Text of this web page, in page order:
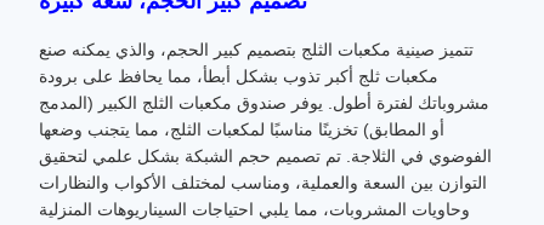
تتميز صينية مكعبات الثلج بتصميم كبير الحجم، والذي يمكنه صنع
مكعبات ثلج أكبر تذوب بشكل أبطأ، مما يحافظ على برودة
مشروباتك لفترة أطول. يوفر صندوق مكعبات الثلج الكبير (المدمج
أو المطابق) تخزينًا مناسبًا لمكعبات الثلج، مما يتجنب وضعها
الفوضوي في الثلاجة. تم تصميم حجم الشبكة بشكل علمي لتحقيق
التوازن بين السعة والعملية، ومناسب لمختلف الأكواب والنظارات
وحاويات المشروبات، مما يلبي احتياجات السيناريوهات المنزلية